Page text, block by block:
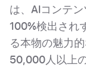
は、AIコンテ
100%検出され
る本物の魅力
50,000人以上